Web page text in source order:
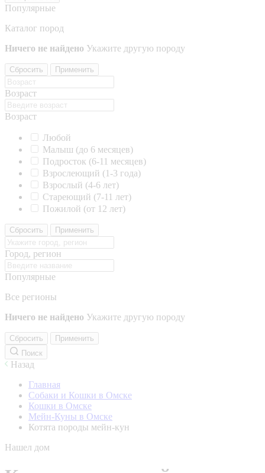
Популярные
Каталог пород
Ничего не найдено Укажите другую породу
Сбросить Применить
Возраст
Возраст
Любой
Малыш (до 6 месяцев)
Подросток (6-11 месяцев)
Взрослеющий (1-3 года)
Взрослый (4-6 лет)
Стареющий (7-11 лет)
Пожилой (от 12 лет)
Сбросить Применить
Город, регион
Популярные
Все регионы
Ничего не найдено Укажите другую породу
Сбросить
Применить
Поиск
Назад
Главная
Собаки и Кошки в Омске
Кошки в Омске
Мейн-Куны в Омске
Котята породы мейн-кун
Нашел дом